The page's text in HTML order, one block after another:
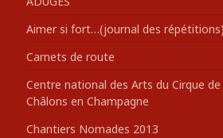
:Aimer si fort…(journal des répétitions)
Carnets de route
Centre national des Arts du Cirque de
Châlons en Champagne
Chantiers Nomades 2013